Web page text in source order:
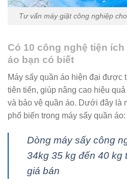
Tư vấn máy giặt công nghiệp
Có 10 công nghệ tiện
áo bạn có biết
Máy sấy quần áo hiện đại được
tiên tiến, giúp nâng cao hiệu
và bảo vệ quần áo. Dưới đây là
phổ biến trong máy sấy quần áo:
Dòng máy sấy công
34kg 35 kg đến 40 kg
giá bán